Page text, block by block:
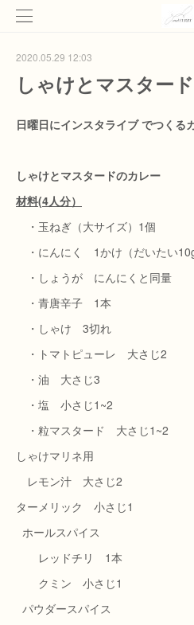
2020.05.29 12:03
しゃけとマスター
日曜日にインスタライブ でつくる
しゃけとマスタードのカレー
材料(4人分）
・玉ねぎ（大サイズ）1個
・にんにく 1かけ（だいたい10g
・しょうが にんにくと同量
・青唐辛子 1本
・しゃけ 3切れ
・トマトピューレ 大さじ2
・油 大さじ3
・塩 小さじ1~2
・粒マスタード 大さじ1~2
しゃけマリネ用
レモン汁 大さじ2
ターメリック 小さじ1
ホールスパイス
レッドチリ 1本
クミン 小さじ1
パウダースパイス